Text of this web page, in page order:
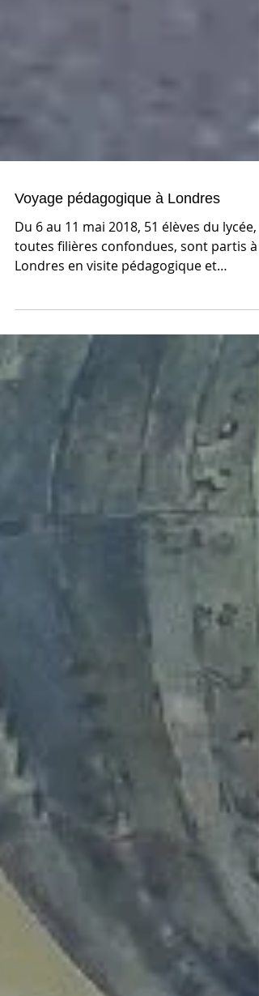
Voyage pédagogique à Londres
Du 6 au 11 mai 2018, 51 élèves du lycée,
Londres en visite pédagogique et
culturelle....